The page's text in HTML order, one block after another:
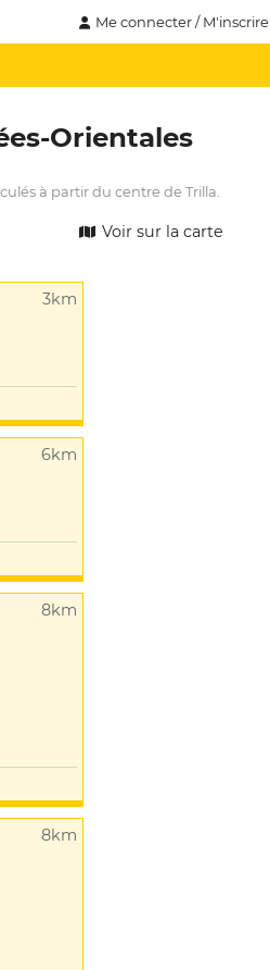
Me connecter / M'inscrire
Orientales
à partir du centre de Trilla.
Voir sur la carte
3km
6km
8km
8km